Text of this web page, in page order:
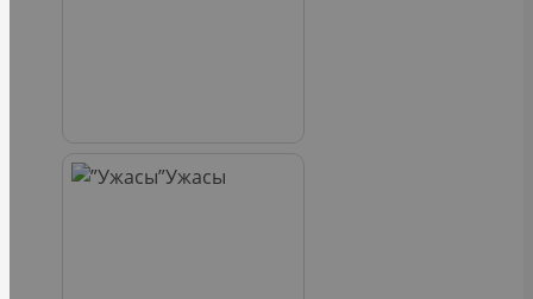
Ужасы